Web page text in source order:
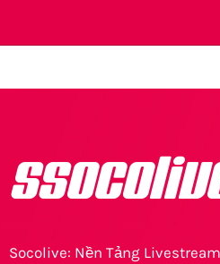
Socolive: Nền Tảng